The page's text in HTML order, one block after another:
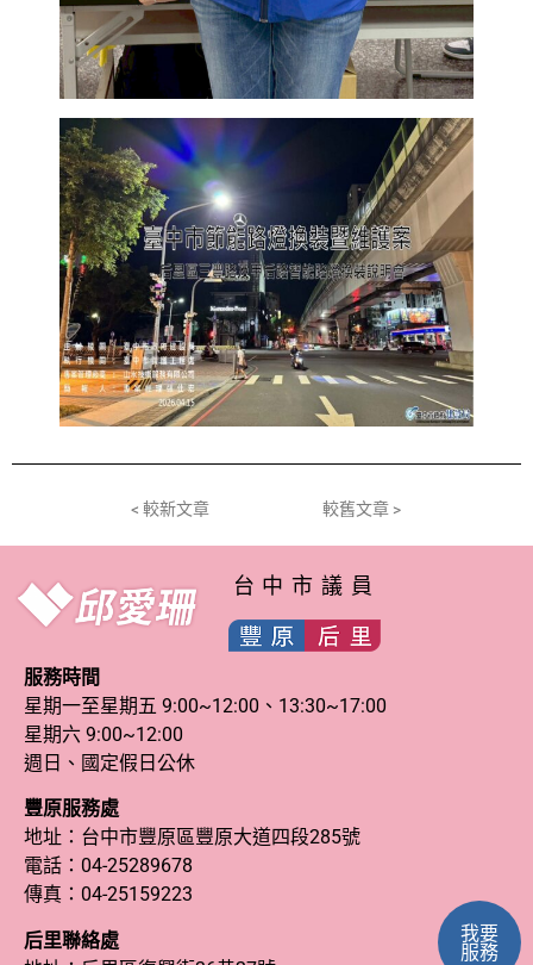
< 較新文章 較舊文章 >
台中市議員
服務時間
星期一至星期五 9:00~12:00、13:30~17:00
星期六 9:00~12:00
週日、國定假日公休
豐原服務處
地址：台中市豐原區豐原大道四段285號
電話： 04-25289678
傳真：04-25159223
后里聯絡處
我要
服務